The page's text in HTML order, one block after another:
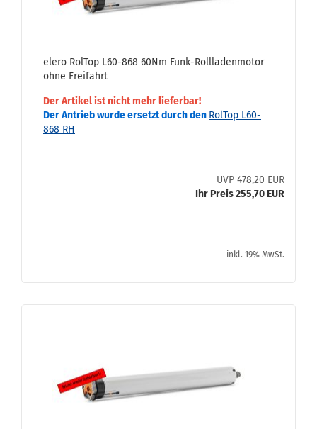
elero Rol­Top L60-​868 60Nm Funk-​Roll­la­den­mo­tor
ohne Frei­fahrt
Der Ar­ti­kel ist nicht mehr lie­fer­bar!
Der An­trieb wurde er­setzt durch den Rol­Top L60-​
868 RH
UVP 478,20 EUR
Ihr Preis 255,70 EUR
inkl. 19% MwSt.